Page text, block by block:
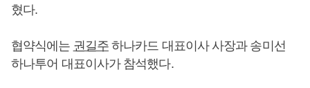
혔다.
협약식에는 권길주하나카드 대표이사 사장과 송미선
하나투어 대표이사가 참석했다.